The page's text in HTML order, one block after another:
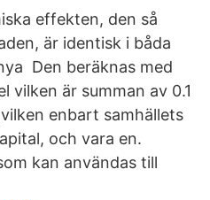
effekten, den så
är identisk i båda
Den beräknas med
vilken är summan av 0.1
enbart samhällets
och vara en.
kan användas till